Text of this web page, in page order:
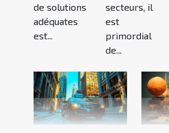
de solutions
adéquates
est...
secteurs, il
est
primordial
de...